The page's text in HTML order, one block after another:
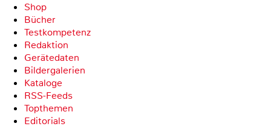
Shop
Bücher
Testkompetenz
Redaktion
Gerätedaten
Bildergalerien
Kataloge
RSS-Feeds
Topthemen
Editorials